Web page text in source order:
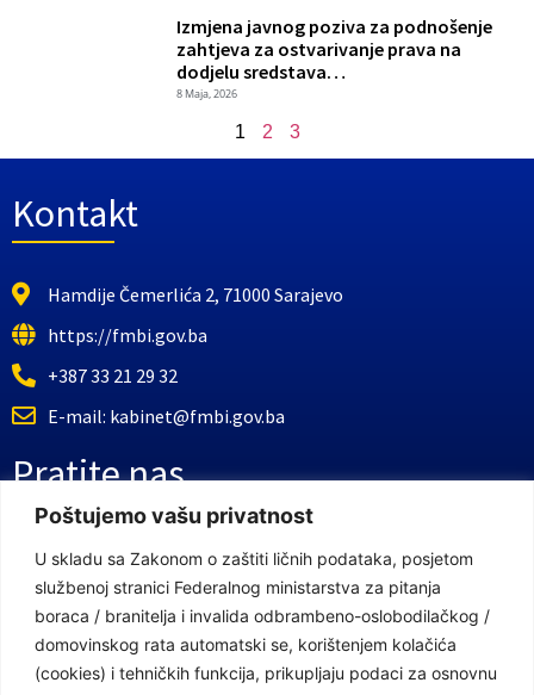
Poštujemo vašu privatnost
U skladu sa Zakonom o zaštiti ličnih podataka, posjetom
službenoj stranici Federalnog ministarstva za pitanja
boraca / branitelja i invalida odbrambeno-oslobodilačkog /
domovinskog rata automatski se, korištenjem kolačića
(cookies) i tehničkih funkcija, prikupljaju podaci za osnovnu
Izmjena javnog poziva za podnošenje
zahtjeva za ostvarivanje prava na
dodjelu sredstava…
8 Maja, 2026
1 2 3
Kontakt
Hamdije Čemerlića 2, 71000 Sarajevo
https://fmbi.gov.ba
+387 33 21 29 32
E-mail: kabinet@fmbi.gov.ba
Pratite nas
Facebook Stranica
Youtube Kanal
Linkovi